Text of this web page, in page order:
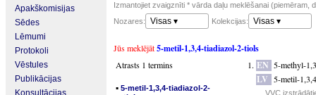
Apakškomisijas
Sēdes
Lēmumi
Protokoli
Vēstules
Publikācijas
Konsultācijas
Izmantojiet zvaigznīti * vārda daļu meklēšanai (piemēram,
Nozares:
Visas ▾ Kolekcijas: Visas ▾
Jūs meklējāt5-metil-1,3,4-tiadiazol-2-tiols
Atrasts 1 termins
▪ 5-metil-1,3,4-tiadiazol-2-
EN 5-methyl-
LV 5-metil-
VVC